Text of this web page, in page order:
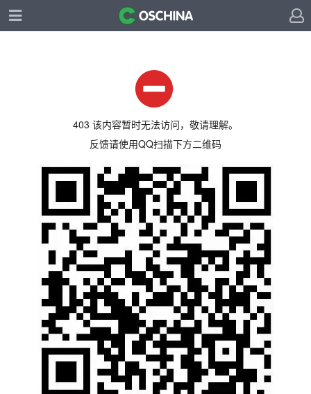
403 该内容暂时无法访问，敬请理解。
反馈请使用QQ扫描下方二维码